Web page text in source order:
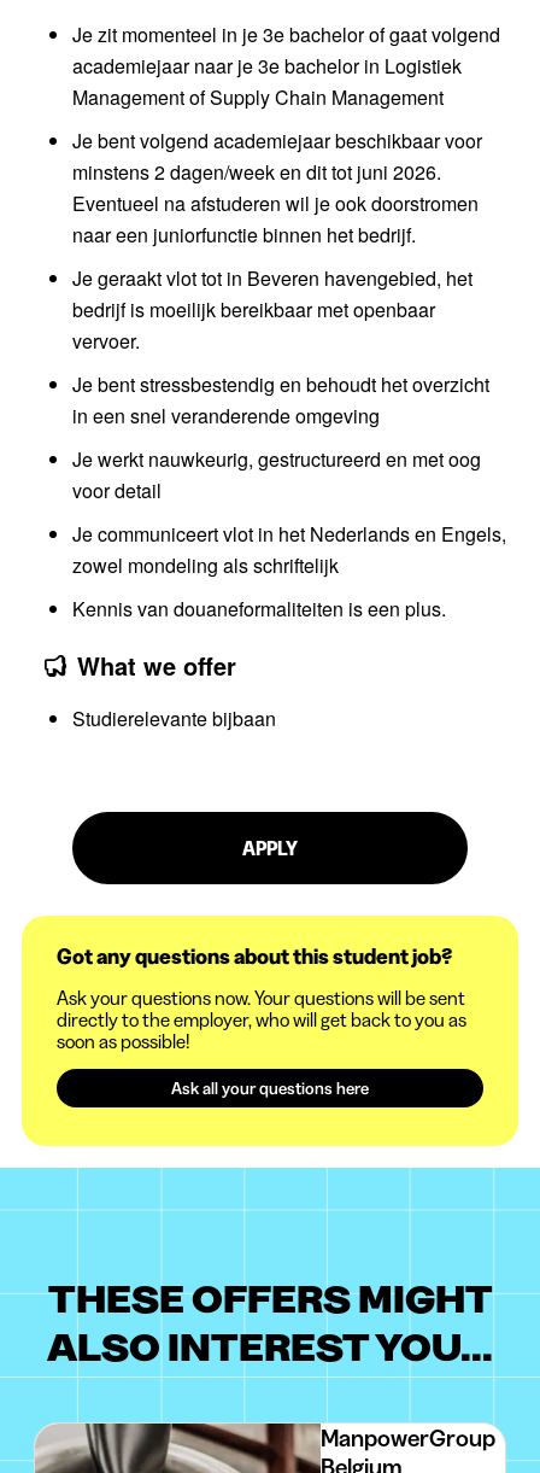
Je zit momenteel in je 3e bachelor of gaat volgend
academiejaar naar je 3e bachelor in Logistiek
Management of Supply Chain Management
Je bent volgend academiejaar beschikbaar voor
minstens 2 dagen/week en dit tot juni 2026.
Eventueel na afstuderen wil je ook doorstromen
naar een juniorfunctie binnen het bedrijf.
Je geraakt vlot tot in Beveren havengebied, het
bedrijf is moeilijk bereikbaar met openbaar
vervoer.
Je bent stressbestendig en behoudt het overzicht
in een snel veranderende omgeving
Je werkt nauwkeurig, gestructureerd en met oog
voor detail
Je communiceert vlot in het Nederlands en Engels,
zowel mondeling als schriftelijk
Kennis van douaneformaliteiten is een plus.
What we offer
Studierelevante bijbaan
APPLY
Got any questions about this student job?
Ask your questions now. Your questions will be sent
directly to the employer, who will get back to you as
soon as possible!
Ask all your questions here
THESE OFFERS MIGHT
ALSO INTEREST YOU...
ManpowerGroup
Belgium